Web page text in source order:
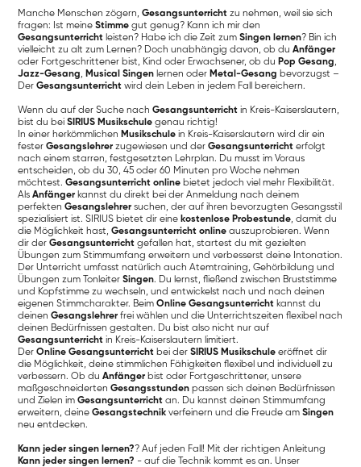
Manche Menschen zögern,Gesangsunterricht zu nehmen, weil sie sich
fragen: Ist meineStimme gut genug? Kann ich mir den
Gesangsunterricht leisten? Habe ich die Zeit zumSingen lernen? Bin ich
vielleicht zu alt zum Lernen? Doch unabhängig davon, ob duAnfänger
oder Fortgeschrittener bist, Kind oder Erwachsener, ob du Pop Gesang,
Jazz-Gesang, Musical Singen lernen oder Metal-Gesang bevorzugst –
DerGesangsunterricht wird dein Leben in jedem Fall bereichern.
Wenn du auf der Suche nachGesangsunterricht in Kreis-Kaiserslautern,
bist du beiSIRIUS Musikschule genau richtig!
In einer herkömmlichen Musikschule in Kreis-Kaiserslautern wird dir ein
festerGesangslehrer zugewiesen und derGesangsunterricht erfolgt
nach einem starren, festgesetzten Lehrplan. Du musst im Voraus
entscheiden, ob du 30, 45 oder 60 Minuten pro Woche nehmen
möchtest.Gesangsunterricht online bietet jedoch viel mehr Flexibilität.
AlsAnfänger kannst du direkt bei der Anmeldung nach deinem
perfektenGesangslehrer suchen, der auf ihren bevorzugten Gesangsstil
spezialisiert ist. SIRIUS bietet dir eine kostenlose Probestunde, damit du
die Möglichkeit hast,Gesangsunterricht online auszuprobieren. Wenn
dir derGesangsunterricht gefallen hat, startest du mit gezielten
Übungen zum Stimmumfang erweitern und verbesserst deine Intonation.
Der Unterricht umfasst natürlich auch Atemtraining, Gehörbildung und
Übungen zum TonleiterSingen. Du lernst, fließend zwischen Bruststimme
und Kopfstimme zu wechseln, und entwickelst nach und nach deinen
eigenen Stimmcharakter. BeimOnline Gesangsunterricht kannst du
deinenGesangslehrer frei wählen und die Unterrichtszeiten flexibel nach
deinen Bedürfnissen gestalten. Du bist also nicht nur auf
Gesangsunterricht in Kreis-Kaiserslautern limitiert.
DerOnline Gesangsunterricht bei derSIRIUS Musikschule eröffnet dir
die Möglichkeit, deine stimmlichen Fähigkeiten flexibel und individuell zu
verbessern. Ob duAnfänger bist oder Fortgeschrittener, unsere
maßgeschneidertenGesangsstunden passen sich deinen Bedürfnissen
und Zielen imGesangsunterricht an. Du kannst deinen Stimmumfang
erweitern, deineGesangstechnik verfeinern und die Freude amSingen
neu entdecken.
Kann jeder singen lernen?? Auf jeden Fall! Mit der richtigen Anleitung
Kann jeder singen lernen? - auf die Technik kommt es an. Unser